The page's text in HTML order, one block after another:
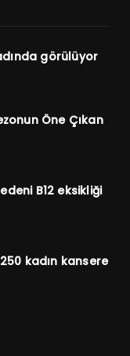
görülüyor
Öne Çıkan
B12 eksikliği
kadın kansere